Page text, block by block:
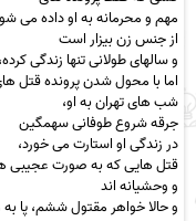
مهم و محرمانه به او داده می
از جنس زن بیزار است
و سالهای طولانی تنها زندگی کرده،
اما با محول شدن پرونده قتل
شب های تهران به او،
جرقه شروع طوفانی سهمگین
در زندگی او استارت می خورد،
قتل هایی که به صورت عجیبی
و وحشیانه اند
و حالا خواهر مقتول ششم، پا